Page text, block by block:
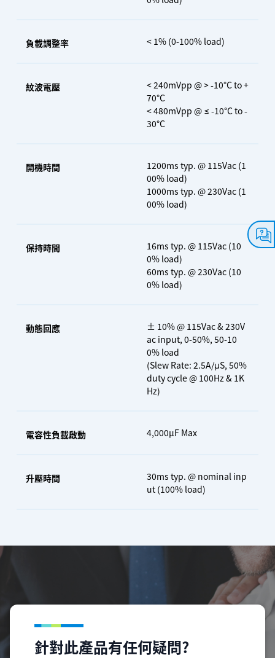
負載調整率 < 1% (0-100% load)
紋波電壓
< 240mVpp @ > -10°C to +
70°C
< 480mVpp @ ≤ -10°C to -
30°C
開機時間
1200ms typ. @ 115Vac (1
00% load)
1000ms typ. @ 230Vac (1
00% load)
保持時間
16ms typ. @ 115Vac (10
0% load)
60ms typ. @ 230Vac (10
0% load)
動態回應
± 10% @ 115Vac & 230V
ac input, 0-50%, 50-10
0% load
(Slew Rate: 2.5A/μS, 50%
duty cycle @ 100Hz & 1K
Hz)
電容性負載啟動 4,000µF Max
升壓時間
30ms typ. @ nominal inp
ut (100% load)
針對此產品有任何疑問?